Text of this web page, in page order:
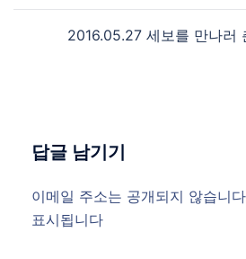
2016.05.27 세보를 만나러
답글 남기기
이메일 주소는 공개되지 않습니
표시됩니다